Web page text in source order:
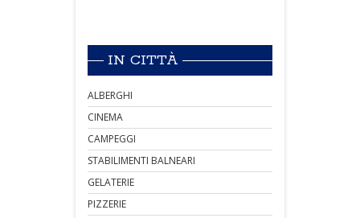
IN CITTÀ
ALBERGHI
CINEMA
CAMPEGGI
STABILIMENTI BALNEARI
GELATERIE
PIZZERIE